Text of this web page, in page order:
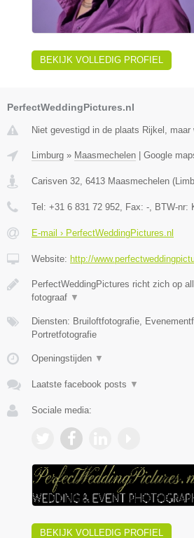
BEKIJK VOLLEDIG PROFIEL
PerfectWeddingPictures.nl
Niet gevestigd in de plaats Rijkel, maar
Limburg » Maasmechelen Google
Carisven 32 6413 Maasmechelen (
Tel: +31 6 831 72 952 , Fax: - , BTW-nr:
E-mail › PerfectWeddingPictures.nl
Website: http://
PerfectWeddingPictures richt zich op
fotograaf ▼
Diensten: Bruiloftfotografie,
Portretfotografie
Openingstijden ▼
Laatste facebook posts ▼
Sociale media:
BEKIJK VOLLEDIG PROFIEL